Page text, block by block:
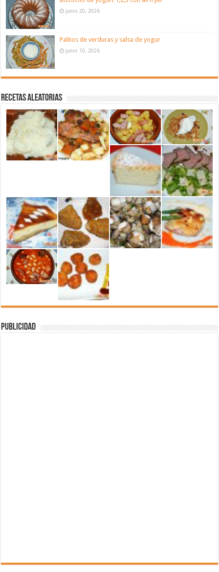
junio 20, 2026
Palitos de verduras y salsa de yogur
junio 10, 2026
Recetas aleatorias
Publicidad